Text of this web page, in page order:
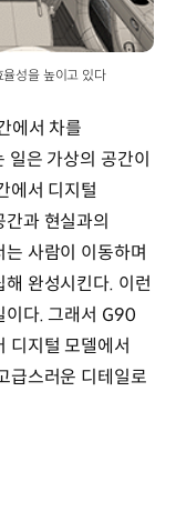
성을 높이고 있다
에서 차를
일은 가상의 공간이
에서 디지털
과 현실과의
사람이 이동하며
완성시킨다. 이런
이다. 그래서 G90
디지털 모델에서
급스러운 디테일로